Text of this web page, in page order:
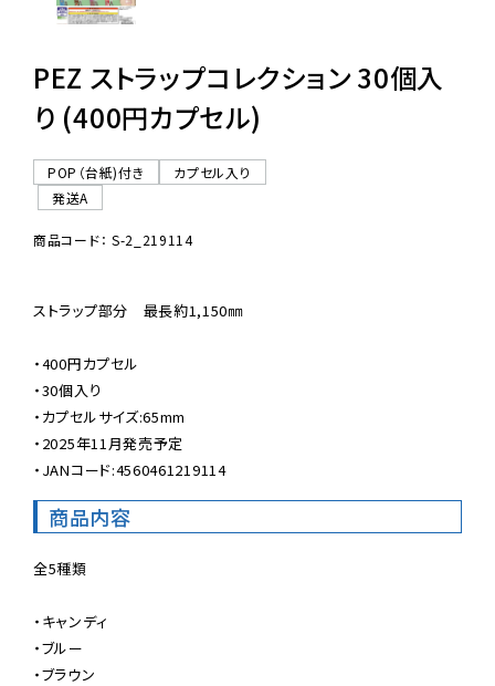
06-6282-7659
PEZ ストラップコレクション 30個入
り (400円カプセル)
POP（台紙)付き
カプセル入り
発送A
商品コード： S-2_219114
ストラップ部分　最長約1,150㎜
・400円カプセル
・30個入り
・カプセルサイズ:65mm
・2025年11月発売予定
・JANコード:4560461219114
商品内容
全5種類
・キャンディ
・ブルー
・ブラウン